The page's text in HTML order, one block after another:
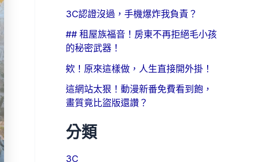
3C認證沒過，手機爆炸我負責？
## 租屋族福音！房東不再拒絕毛小孩
的秘密武器！
欸！原來這樣做，人生直接開外掛！
這網站太狠！動漫新番免費看到飽，
畫質竟比盜版還讚？
分類
3C